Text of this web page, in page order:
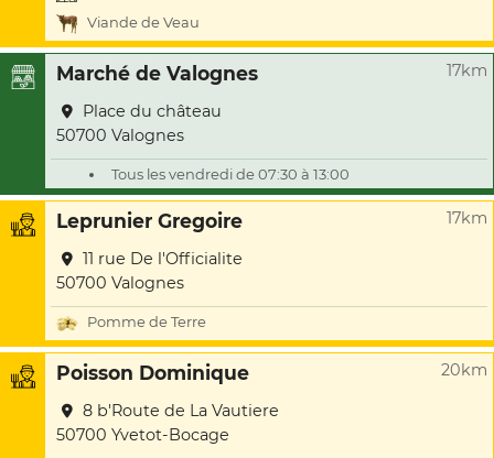
Viande de Veau
Marché de Valognes 17km
Place du château
50700 Valognes
Tous les vendredi de 07:30 à 13:00
Leprunier Gregoire 17km
11 rue De l'Officialite
50700 Valognes
Pomme de Terre
Poisson Dominique 20km
8 b'Route de La Vautiere
50700 Yvetot-Bocage